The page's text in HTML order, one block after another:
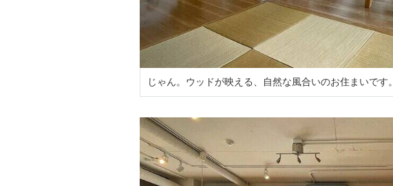
じゃん。ウッドが映える、自然な風合いのお住まいです。